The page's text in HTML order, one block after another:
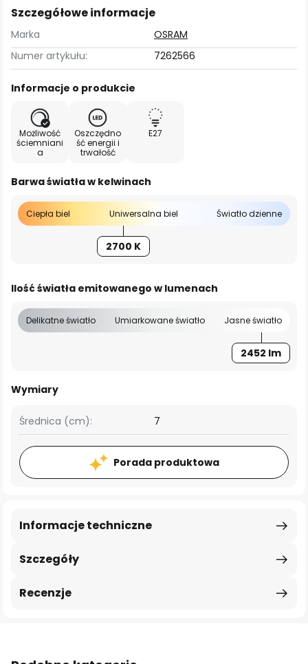
Szczegółowe informacje
Marka
OSRAM
Numer artykułu:
7262566
Informacje o produkcie
Możliwość
ściemniani
a
Oszczędno
ść energii i
trwałość
E27
Barwa światła w kelwinach
Ciepła biel Uniwersalna biel Światło dzienne
2700 K
Ilość światła emitowanego w lumenach
Delikatne światło Umiarkowane światło Jasne światło
2452 lm
Wymiary
Średnica (cm): 7
Porada produktowa
Szczegóły
Informacje techniczne
Recenzje